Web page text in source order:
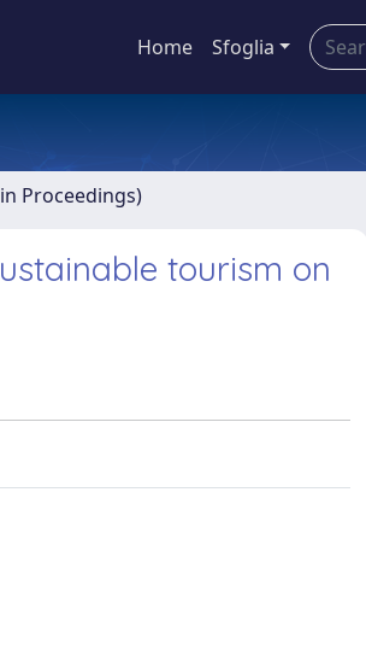
Home Sfoglia
Proceedings)
tourism on